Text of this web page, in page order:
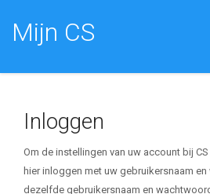
Mijn CS
Inloggen
Om de instellingen van uw account bij
hier inloggen met uw gebruikersnaam
dezelfde gebruikersnaam en